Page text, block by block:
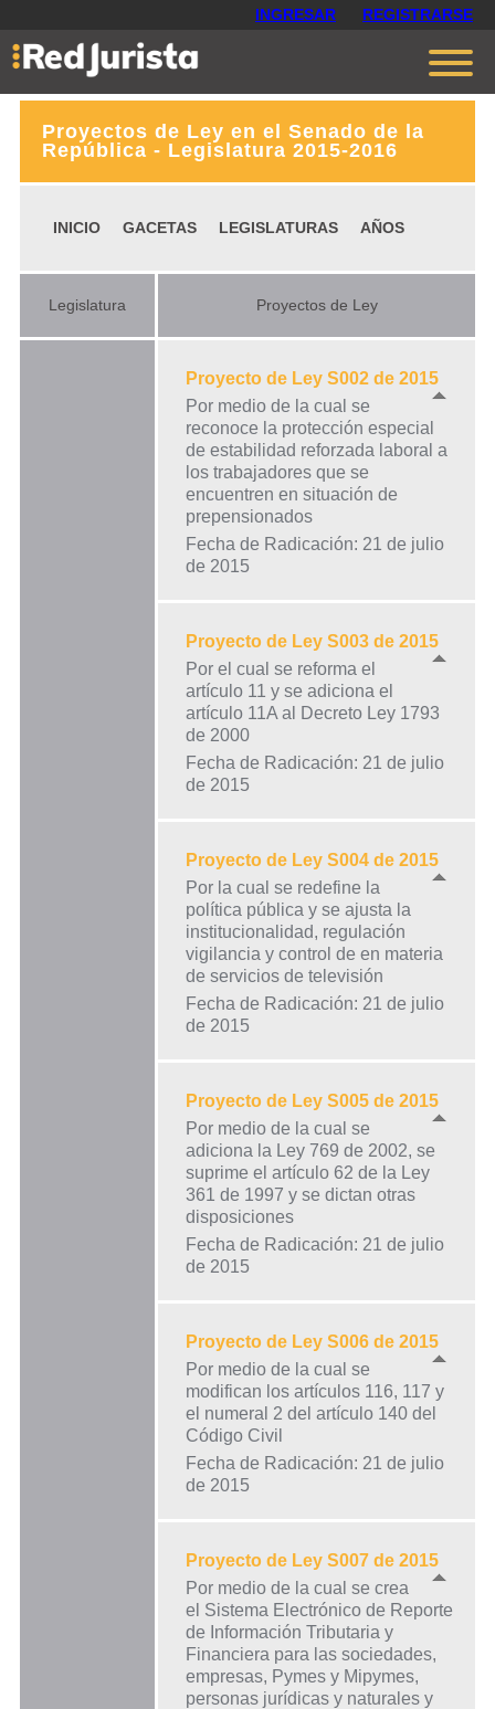
INGRESAR REGISTRARSE
Contáctanos
Proyectos de Ley en el Senado de la
República - Legislatura 2015-2016
INICIO GACETAS LEGISLATURAS AÑOS
Legislatura Proyectos de Ley
Proyecto de Ley S002 de 2015
Por medio de la cual se
reconoce la protección especial
de estabilidad reforzada laboral a
los trabajadores que se
encuentren en situación de
prepensionados
Fecha de Radicación: 21 de julio
de 2015
Proyecto de Ley S003 de 2015
Por el cual se reforma el
artículo 11 y se adiciona el
artículo 11A al Decreto Ley 1793
de 2000
Fecha de Radicación: 21 de julio
de 2015
Proyecto de Ley S004 de 2015
Por la cual se redefine la
política pública y se ajusta la
institucionalidad, regulación
vigilancia y control de en materia
de servicios de televisión
Fecha de Radicación: 21 de julio
de 2015
Proyecto de Ley S005 de 2015
Por medio de la cual se
adiciona la Ley 769 de 2002, se
suprime el artículo 62 de la Ley
361 de 1997 y se dictan otras
disposiciones
Fecha de Radicación: 21 de julio
de 2015
Proyecto de Ley S006 de 2015
Por medio de la cual se
modifican los artículos 116, 117 y
el numeral 2 del artículo 140 del
Código Civil
Fecha de Radicación: 21 de julio
de 2015
Proyecto de Ley S007 de 2015
Por medio de la cual se crea
el Sistema Electrónico de Reporte
de Información Tributaria y
Financiera para las sociedades,
empresas, Pymes y Mipymes,
personas jurídicas y naturales y